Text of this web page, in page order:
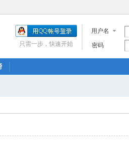
用户名
密码
只需一步，快速开始